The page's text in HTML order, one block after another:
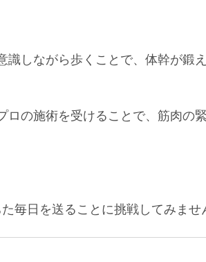
識しながら歩くことで、体幹が鍛
ロの施術を受けることで、筋肉の
毎日を送ることに挑戦してみませ